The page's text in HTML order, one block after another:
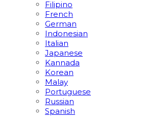
Filipino
French
German
Indonesian
Italian
Japanese
Kannada
Korean
Malay
Portuguese
Russian
Spanish